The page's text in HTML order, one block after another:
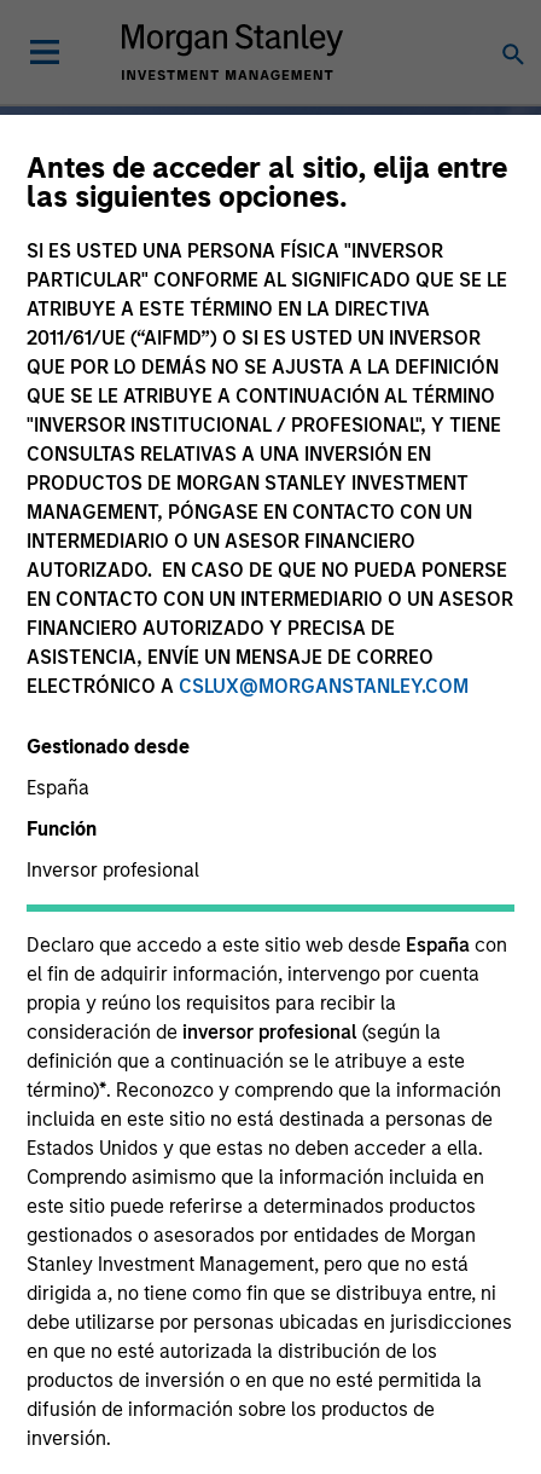
Antes de acceder al sitio, elija entre
las siguientes opciones.
SI ES USTED UNA PERSONA FÍSICA "INVERSOR
PARTICULAR" CONFORME AL SIGNIFICADO QUE SE LE
ATRIBUYE A ESTE TÉRMINO EN LA DIRECTIVA
2011/61/UE (“AIFMD”) O SI ES USTED UN INVERSOR
QUE POR LO DEMÁS NO SE AJUSTA A LA DEFINICIÓN
QUE SE LE ATRIBUYE A CONTINUACIÓN AL TÉRMINO
"INVERSOR INSTITUCIONAL / PROFESIONAL", Y TIENE
CONSULTAS RELATIVAS A UNA INVERSIÓN EN
PRODUCTOS DE MORGAN STANLEY INVESTMENT
MANAGEMENT, PÓNGASE EN CONTACTO CON UN
INTERMEDIARIO O UN ASESOR FINANCIERO
AUTORIZADO. EN CASO DE QUE NO PUEDA PONERSE
EN CONTACTO CON UN INTERMEDIARIO O UN ASESOR
FINANCIERO AUTORIZADO Y PRECISA DE
ASISTENCIA, ENVÍE UN MENSAJE DE CORREO
ELECTRÓNICO A CSLUX@MORGANSTANLEY.COM
Gestionado desde
España
Función
Inversor profesional
Declaro que accedo a este sitio web desde España con
el fin de adquirir información, intervengo por cuenta
propia y reúno los requisitos para recibir la
consideración de inversor profesional(según la
definición que a continuación se le atribuye a este
término)*. Reconozco y comprendo que la información
incluida en este sitio no está destinada a personas de
Estados Unidos y que estas no deben acceder a ella.
Comprendo asimismo que la información incluida en
este sitio puede referirse a determinados productos
gestionados o asesorados por entidades de Morgan
Stanley Investment Management, pero que no está
dirigida a, no tiene como fin que se distribuya entre, ni
debe utilizarse por personas ubicadas en jurisdicciones
en que no esté autorizada la distribución de los
productos de inversión o en que no esté permitida la
difusión de información sobre los productos de
inversión.
Amplia especialización,
de un único socio
Durante 50 años, Morgan
Stanley Investment
Management ha estado a
la vanguardia del sector y
ha evolucionado
continuamente para
capitalizar las
mercados públicos y
privados para los clientes
de todo el mundo.
En cifras
AÑOS DE HISTORIA
50
ACTIVOS GESTIONADOS TOTALES
2,0 bn USD
NÚMERO DE PROFESIONALES DE LA INVERSIÓN
1.300+